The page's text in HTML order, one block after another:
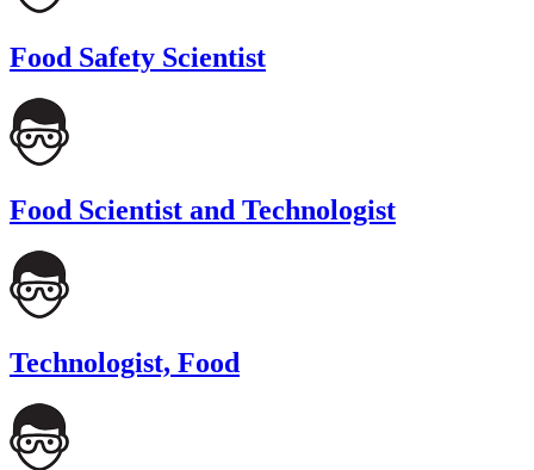
Food Safety Scientist
Food Scientist and Technologist
Technologist, Food